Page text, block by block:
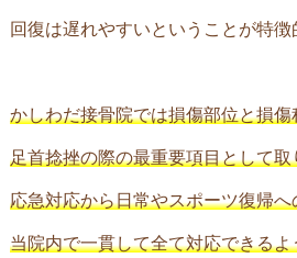
回復は遅れやすいということが特徴
かしわだ接骨院では損傷部位と損傷
足首捻挫の際の最重要項目として
応急対応から日常やスポーツ復帰
当院内で一貫して全て対応できる